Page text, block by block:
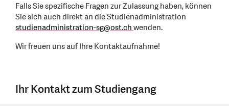
Falls Sie spezifische Fragen zur Zulassung haben, können
Sie sich auch direkt an die Studienadministration
studienadministration-sg@ost.chwenden.
Wir freuen uns auf Ihre Kontaktaufnahme!
Ihr Kontakt zum Studiengang